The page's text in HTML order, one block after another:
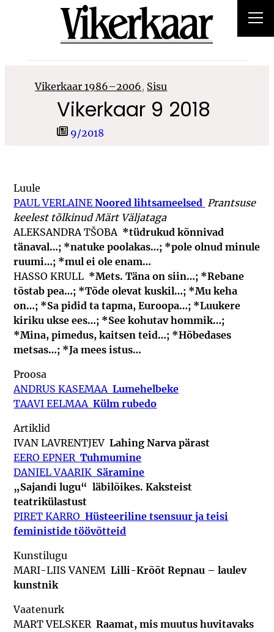
Vikerkaar 1986–2006, Sisu
Vikerkaar 9 2018
9/2018
Luule
PAUL VERLAINENoored lihtsameelsed Prantsuse
keelest tõlkinud Märt Väljataga
ALEKSANDRA TŠOBA *tüdrukud kõnnivad
tänaval…; *natuke poolakas…; *pole olnud minule
ruumi…; *mul ei ole enam…
HASSO KRULL *Mets. Täna on siin…; *Rebane
tõstab pea…; *Tõde olevat kuskil…; *Mu keha
on…; *Sa pidid ta tapma, Euroopa…; *Luukere
kiriku ukse ees…; *See kohutav hommik…;
*Mina, pimedus, kaitsen teid…; *Hõbedases
metsas…; *Ja mees istus…
Proosa
ANDRUS KASEMAALumehelbeke
TAAVI EELMAAKülm rubedo
Artiklid
IVAN LAVRENTJEVLahing Narva pärast
EERO EPNERTuhmumine
DANIEL VAARIK Säramine
„Sajandi lugu“ läbilõikes. Kaksteist
teatrikülastust
PIRET KARROHüsteeriline tsensuur ja teisi
feministide töövõtteid
Kunstilugu
MARI-LIIS VANEMLilli-Krõõt Repnau – laulev
kunstnik
Vaatenurk
MART VELSKERRaamat, mis muutus huvitavaks